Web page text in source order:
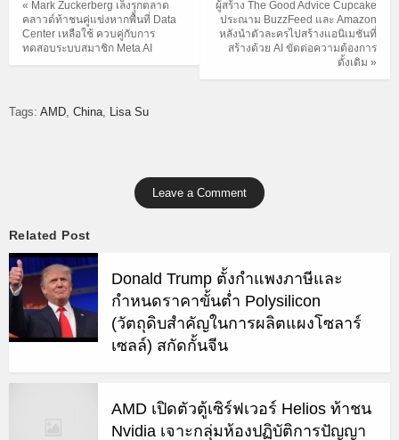
ผู้สร้าง The Good Advice Cupcake
ประณาม BuzzFeed และ Amazon
หลังนำตัวละครไปสร้างแอนิเมชันที่
สร้างด้วย AI ขัดต่อความต้องการ
ดั้งเดิม »
« Mark Zuckerberg เล็งรุกตลาด
คลาวด์ท้าชนคู่แข่งหากพื้นที่ Data
Center เหลือใช้ ควบคู่กับการ
ทดสอบระบบสมาชิก Meta AI
Tags: AMD China Lisa Su
Leave a Comment
Related Post
Donald Trump ตั้งกำแพงภาษีและ
กำหนดราคาขั้นต่ำ Polysilicon
(วัตถุดิบสำคัญในการผลิตแผงโซลาร์
เซลล์) สกัดกั้นจีน
AMD เปิดตัวตู้เซิร์ฟเวอร์ Helios ท้าชน
Nvidia เจาะกลุ่มห้องปฏิบัติการปัญญา